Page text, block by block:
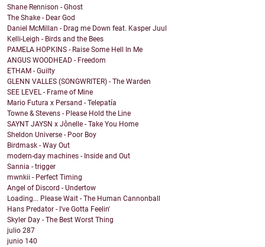
Shane Rennison - Ghost
The Shake - Dear God
Daniel McMillan - Drag me Down feat. Kasper Juul
Kelli-Leigh - Birds and the Bees
PAMELA HOPKINS - Raise Some Hell In Me
ANGUS WOODHEAD - Freedom
ETHAM - Guilty
GLENN VALLES (SONGWRITER) - The Warden
SEE LEVEL - Frame of Mine
Mario Futura x Persand - Telepatía
Towne & Stevens - Please Hold the Line
SAYNT JAYSN x Jônelle - Take You Home
Sheldon Universe - Poor Boy
Birdmask - Way Out
modern-day machines - Inside and Out
Sannia - trigger
mwnkii - Perfect Timing
Angel of Discord - Undertow
Loading... Please Wait - The Human Cannonball
Hans Predator - I've Gotta Feelin'
Skyler Day - The Best Worst Thing
julio 287
junio 140